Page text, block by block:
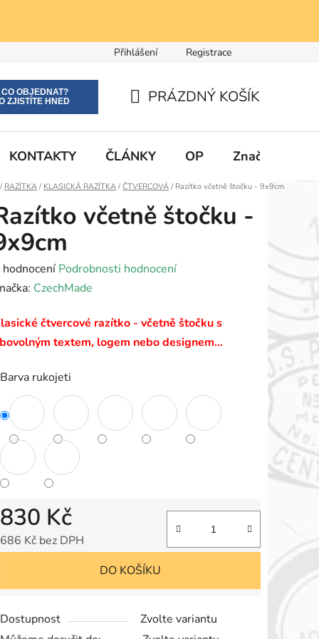
Přihlášení Registrace
KOŠÍK
PRÁZDNÝ KOŠÍK
KONTAKTY ČLÁNKY OP Značky
Domů
/ RAZÍTKA / KLASICKÁ RAZÍTKA / ČTVERCOVÁ / Razítko včetně štočku - 9x9cm
včetně štočku -
hvězdiček.
hodnocení Podrobnosti hodnocení
CzechMade
čtvercové razítko - včetně štočku s
textem, logem nebo designem…
Barva rukojeti
830 Kč
686 Kč bez DPH
DO KOŠÍKU
Dostupnost
Zvolte variantu
CO OBJEDNAT?
ZJISTÍTE HNED